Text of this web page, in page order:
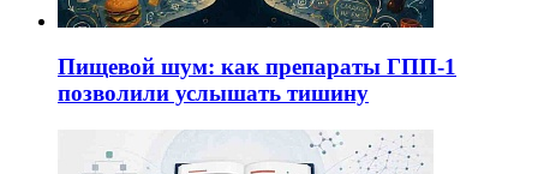
Пищевой шум: как препараты ГПП-1
позволили услышать тишину